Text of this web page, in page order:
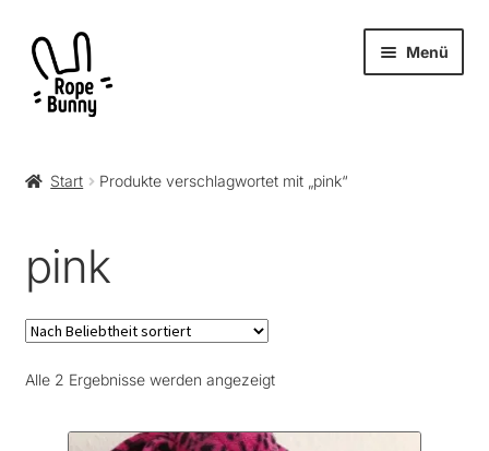
Zur
Navigation
springen
Zum
Inhalt
springen
Menü
Museum
Journal
Archiv
Start Produkte verschlagwortet mit „pink“
pink
Alle 2 Ergebnisse werden angezeigtNach